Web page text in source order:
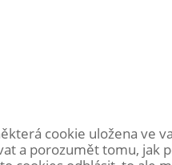
cookie uložena ve
a porozumět tomu, jak